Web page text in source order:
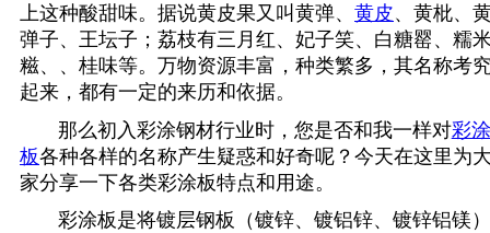
上这种酸甜味。据说黄皮果又 叫 黄弹、 黄皮、黄枇、
弹子、王坛子 ； 荔枝有三月红、妃子笑、白糖罂、糯
糍、、桂味等。万物资源丰富，种类繁多，其名称考
起来，都有一定的来历和依据。
那么初入彩涂钢材行业时，您是否和我一样对彩涂
板各种各样的名称产生疑惑和好奇呢？今天在这里为
家分享一下各类彩涂板特点和用途。
彩涂板是将镀层钢板（镀锌、镀铝锌、镀锌铝镁）